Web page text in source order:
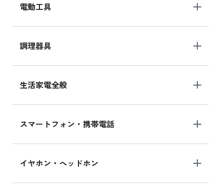
電動工具
調理器具
生活家電全般
スマートフォン・携帯電話
イヤホン・ヘッドホン